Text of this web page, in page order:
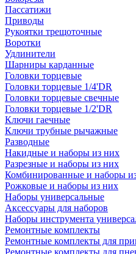
Пассатижи
Приводы
Рукоятки трещоточные
Воротки
Удлинители
Шарниры карданные
Головки торцевые
Головки торцевые 1/4'DR
Головки торцевые свечные
Головки торцевые 1/2'DR
Ключи гаечные
Ключи трубные рычажные
Разводные
Накидные и наборы из них
Разрезные и наборы из них
Комбинированные и наборы
Рожковые и наборы из них
Наборы универсальные
Аксессуары для наборов
Наборы инструмента
Ремонтные комплекты
Ремонтные комплекты для
Ремонтные комплекты для